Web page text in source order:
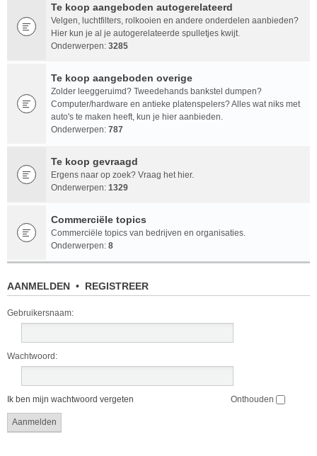
Te koop aangeboden autogerelateerd
Velgen, luchtfilters, rolkooien en andere onderdelen aanbieden?
Hier kun je al je autogerelateerde spulletjes kwijt.
Onderwerpen: 3285
Te koop aangeboden overige
Zolder leeggeruimd? Tweedehands bankstel dumpen?
Computer/hardware en antieke platenspelers? Alles wat niks met
auto's te maken heeft, kun je hier aanbieden.
Onderwerpen: 787
Te koop gevraagd
Ergens naar op zoek? Vraag het hier.
Onderwerpen: 1329
Commerciële topics
Commerciële topics van bedrijven en organisaties.
Onderwerpen: 8
AANMELDEN • REGISTREER
Gebruikersnaam:
Wachtwoord:
Ik ben mijn wachtwoord vergeten Onthouden